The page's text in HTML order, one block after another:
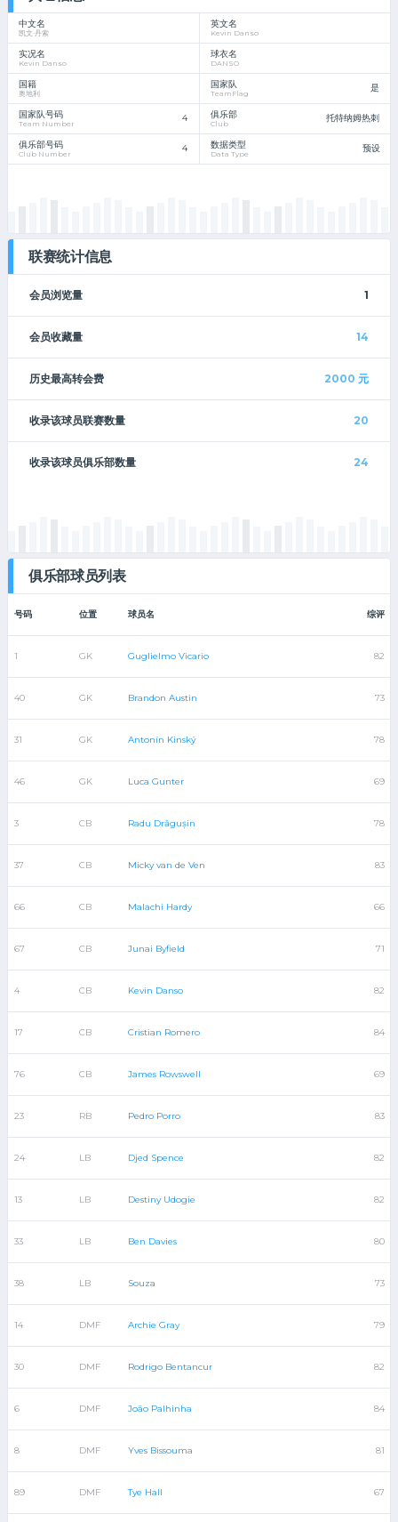
中文名
凯文·丹索
英文名
Kevin Danso
实况名
Kevin Danso
球衣名
DANSO
国籍
奥地利
国家队
TeamFlag 是
国家队号码
Team Number 4 俱乐部
Club 托特纳姆热刺
俱乐部号码
Club Number 4 数据类型
Data Type 预设
联赛统计信息
会员浏览量 1
会员收藏量 14
历史最高转会费 2000 元
收录该球员联赛数量 20
收录该球员俱乐部数量 24
俱乐部球员列表
号码 位置 球员名 综评
1 GK Guglielmo Vicario 82
40 GK Brandon Austin 73
31 GK Antonín Kinský 78
46 GK Luca Gunter 69
3 CB Radu Drăgușin 78
37 CB Micky van de Ven 83
66 CB Malachi Hardy 66
67 CB Junai Byfield 71
4 CB Kevin Danso 82
17 CB Cristian Romero 84
76 CB James Rowswell 69
23 RB Pedro Porro 83
24 LB Djed Spence 82
13 LB Destiny Udogie 82
33 LB Ben Davies 80
38 LB Souza 73
14 DMF Archie Gray 79
30 DMF Rodrigo Bentancur 82
6 DMF João Palhinha 84
8 DMF Yves Bissouma 81
89 DMF Tye Hall 67